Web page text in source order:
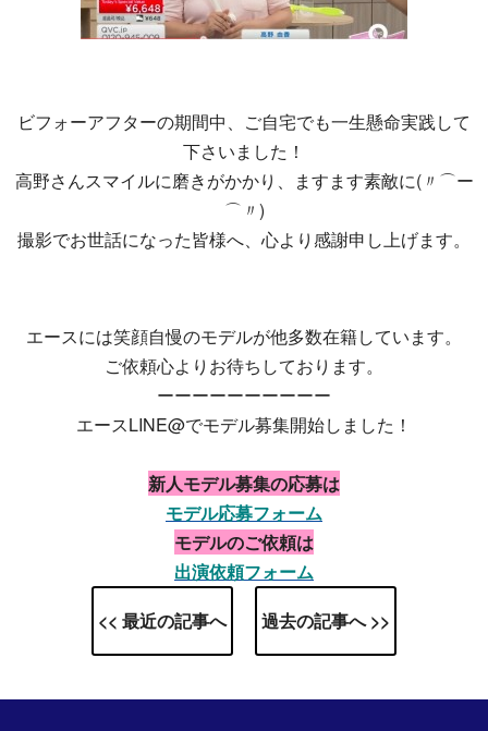
ビフォーアフターの期間中、ご自宅でも一生懸命実践して
下さいました！
高野さんスマイルに磨きがかかり、ますます素敵に(〃⌒ー
⌒〃)
撮影でお世話になった皆様へ、心より感謝申し上げます。
エースには笑顔自慢のモデルが他多数在籍しています。
ご依頼心よりお待ちしております。
ーーーーーーーーーー
エースLINE@でモデル募集開始しました！
新人モデル募集の応募は
モデル応募フォーム
モデルのご依頼は
出演依頼フォーム
<< 最近の記事へ
過去の記事へ >>